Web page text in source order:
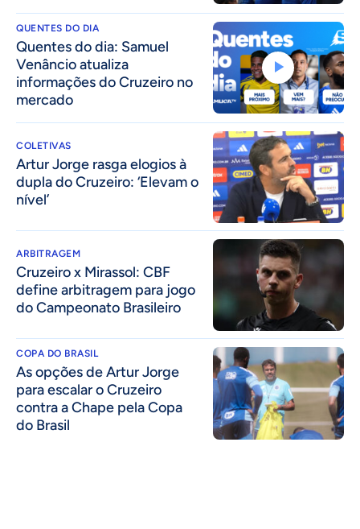
QUENTES DO DIA
Quentes do dia: Samuel
Venâncio atualiza
informações do Cruzeiro no
mercado
COLETIVAS
Artur Jorge rasga elogios à
dupla do Cruzeiro: ‘Elevam o
nível’
ARBITRAGEM
Cruzeiro x Mirassol: CBF
define arbitragem para jogo
do Campeonato Brasileiro
COPA DO BRASIL
As opções de Artur Jorge
para escalar o Cruzeiro
contra a Chape pela Copa
do Brasil